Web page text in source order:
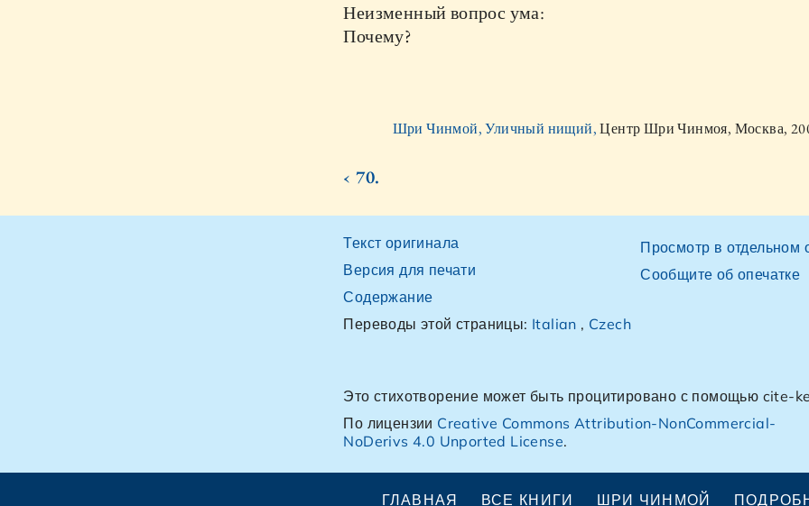
Неизменный вопрос ума:
Почему?
Шри Чинмой, Уличный нищий,Центр Шри Чинмоя, Москва,
‹ 70.
Текст оригинала
Версия для печати
Содержание
Просмотр в отдельном
Сообщите об опечатке
Переводы этой страницы: Italian , Czech
Это стихотворение может быть процитировано с помощью cite-
По лицензии Creative Commons Attribution-NonCommercial-
NoDerivs 4.0 Unported License.
ГЛАВНАЯ ВСЕ КНИГИ ШРИ ЧИНМОЙ